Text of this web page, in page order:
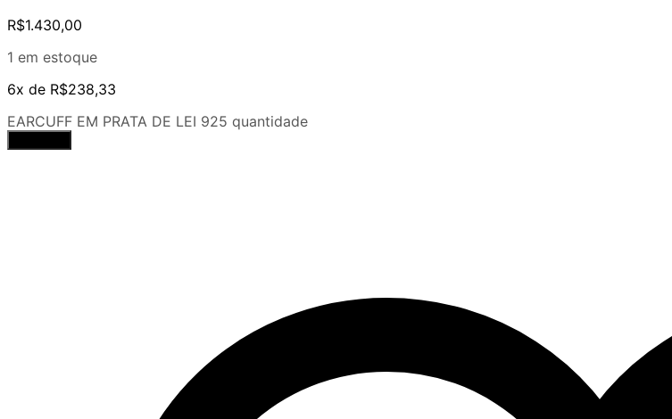
R$1.430,00
1 em estoque
6x de R$238,33
EARCUFF EM PRATA DE LEI 925 quantidade